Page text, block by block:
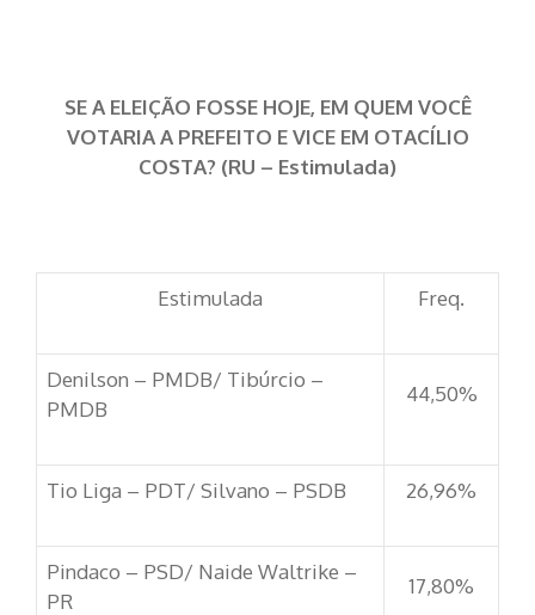
SE A ELEIÇÃO FOSSE HOJE, EM QUEM VOCÊ
VOTARIA A PREFEITO E VICE EM OTACÍLIO
COSTA? (RU – Estimulada)
Estimulada Freq.
Denilson – PMDB/ Tibúrcio –
PMDB
44,50%
Tio Liga – PDT/ Silvano – PSDB 26,96%
Pindaco – PSD/ Naide Waltrike –
PR
17,80%